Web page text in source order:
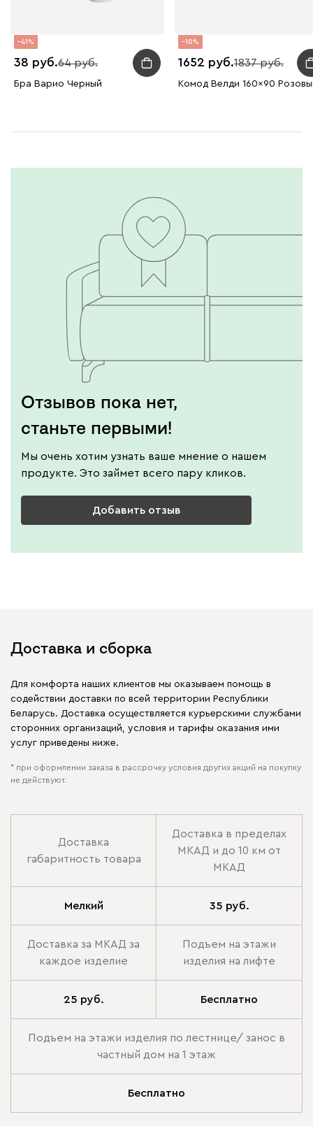
41
38 64
Бра Варио Черный
10
1652 1837
Комод Велди 160x90
Отзывов пока нет,
станьте первыми!
Мы очень хотим узнать ваше мнение о нашем
продукте. Это займет всего пару кликов.
Добавить отзыв
Доставка и сборка
Для комфорта наших клиентов мы оказываем помощь в
содействии доставки по всей территории Республики
Беларусь. Доставка осуществляется курьерскими службами
сторонних организаций, условия и тарифы оказания ими
услуг приведены ниже.
* при оформлении заказа в рассрочку условия других акций на покупку
не действуют.
Доставка
габаритность товара
Доставка в пределах
МКАД и до 10 км от
МКАД
Мелкий 35 руб.
Доставка за МКАД за
каждое изделие
Подъем на этажи
изделия на лифте
25 руб. Бесплатно
Подъем на этажи изделия по лестнице/ занос в
частный дом на 1 этаж
Бесплатно